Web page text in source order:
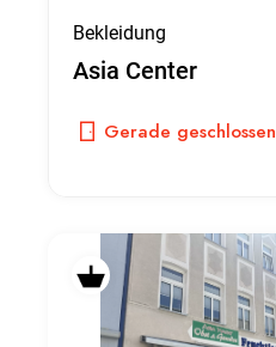
Bekleidung
Asia Center
Gerade geschlossen